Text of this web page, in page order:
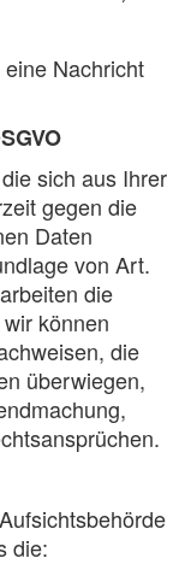
Nachricht
sich aus Ihrer
gegen die
Daten
von Art.
die
können
die
überwiegen,
die: